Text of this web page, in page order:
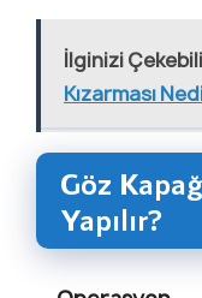
İlginizi
Kızarması
Göz
Yapılır?